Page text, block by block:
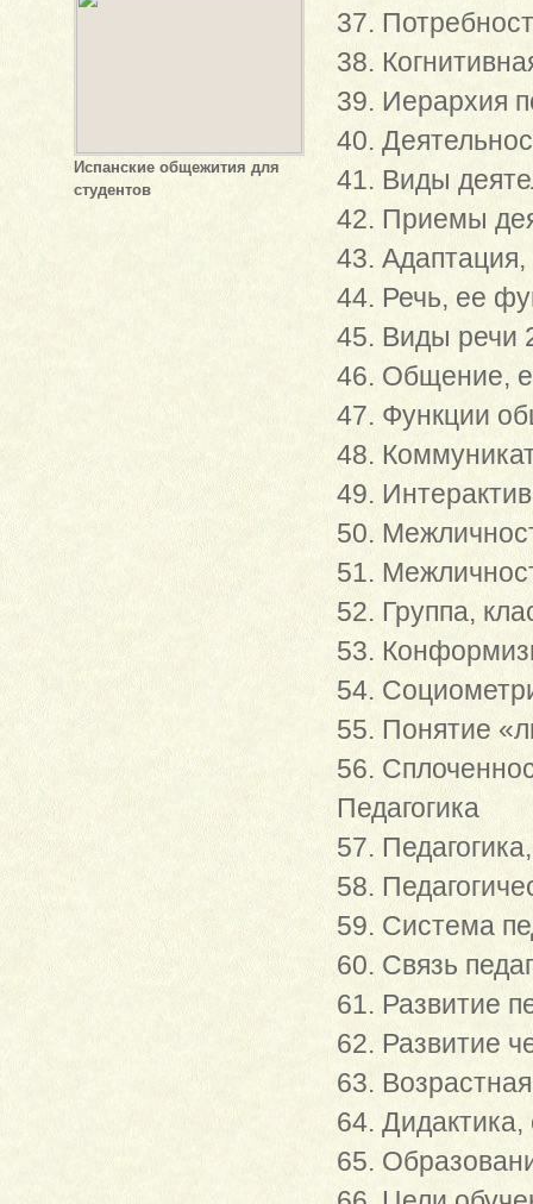
Испанские общежития для
студентов
37.
38.
39. Иерархия
40.
41. Виды
42. Приемы
43.
44. Речь, ее
45. Виды речи
46. Общение,
47. Функции
48.
49.
50.
51.
52. Группа,
53.
54.
55. Понятие
56.
Педагогика
57.
58.
59. Система
60. Связь
61. Развитие
62. Развитие
63.
64.
65.